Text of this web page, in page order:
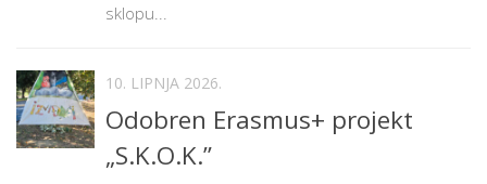
sklopu...
10. LIPNJA 2026.
Odobren Erasmus+ projekt
„S.K.O.K.”